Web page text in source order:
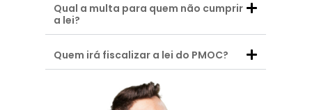
Qual a multa para quem não cumprir
a lei?
Quem irá fiscalizar a lei do PMOC?